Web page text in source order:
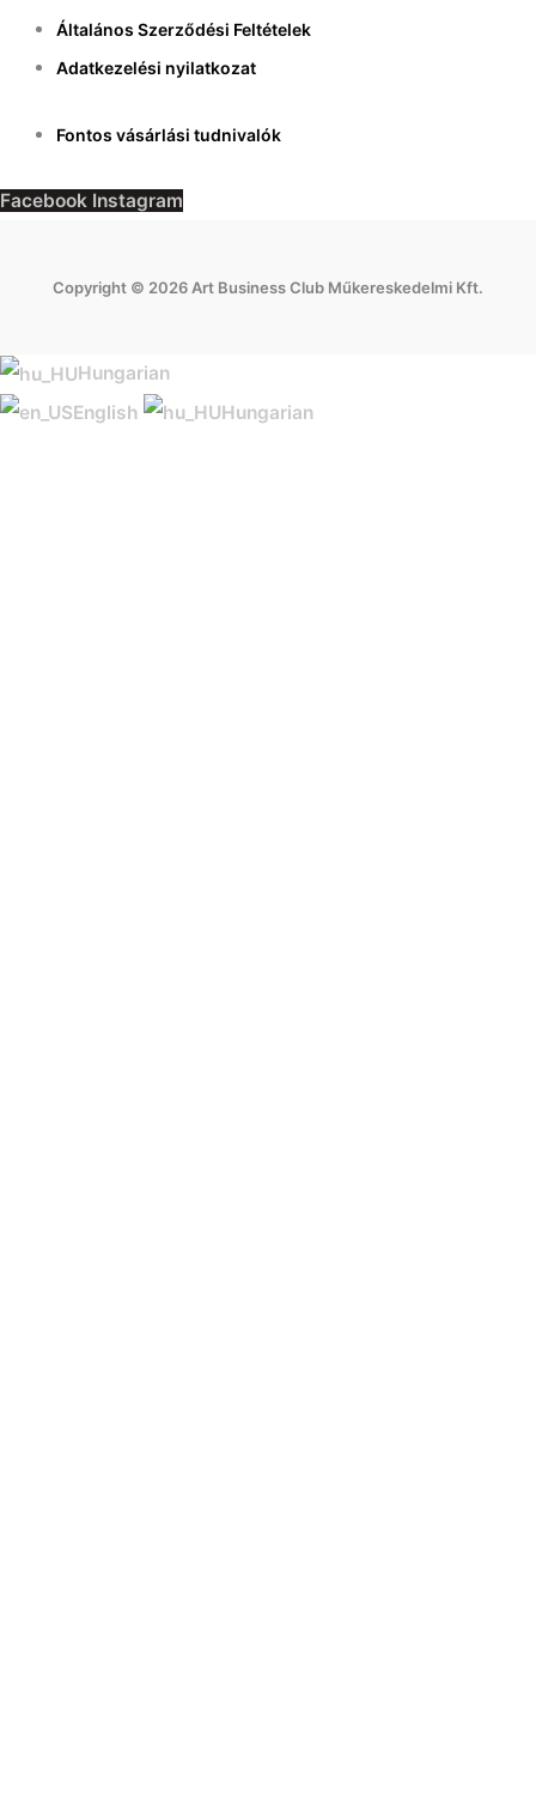
Általános Szerződési Feltételek
Adatkezelési nyilatkozat
Fontos vásárlási tudnivalók
Facebook Instagram
Copyright © 2026 Art Business Club Műkereskedelmi Kft.
Hungarian
English
Hungarian